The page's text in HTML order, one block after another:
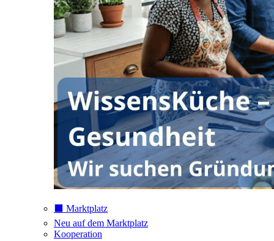
⬛️ Marktplatz
Neu auf dem Marktplatz
Kooperation